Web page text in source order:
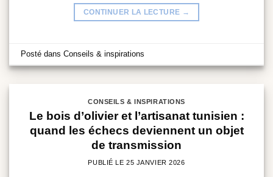
CONTINUER LA LECTURE →
Posté dansConseils & inspirations
CONSEILS & INSPIRATIONS
Le bois d’olivier et l’artisanat tunisien :
quand les échecs deviennent un objet
de transmission
PUBLIÉ LE25 JANVIER 2026